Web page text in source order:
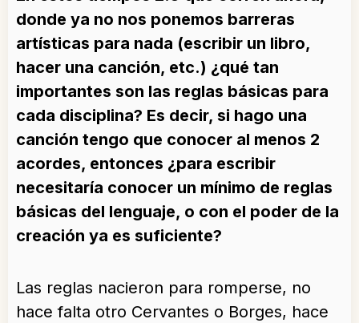
donde ya no nos ponemos barreras
artísticas para nada (escribir un libro,
hacer una canción, etc.) ¿qué tan
importantes son las reglas básicas para
cada disciplina? Es decir, si hago una
canción tengo que conocer al menos 2
acordes, entonces ¿para escribir
necesitaría conocer un mínimo de reglas
básicas del lenguaje, o con el poder de la
creación ya es suficiente?
Las reglas nacieron para romperse, no
hace falta otro Cervantes o Borges, hace